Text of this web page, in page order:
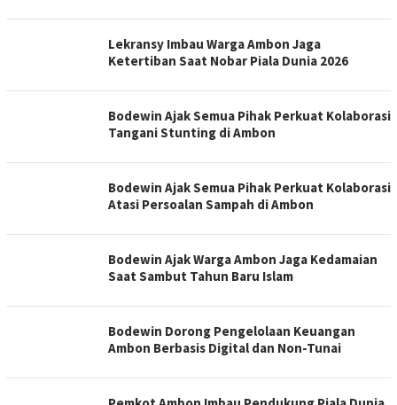
Lekransy Imbau Warga Ambon Jaga
Ketertiban Saat Nobar Piala Dunia 2026
Bodewin Ajak Semua Pihak Perkuat Kolaborasi
Tangani Stunting di Ambon
Bodewin Ajak Semua Pihak Perkuat Kolaborasi
Atasi Persoalan Sampah di Ambon
Bodewin Ajak Warga Ambon Jaga Kedamaian
Saat Sambut Tahun Baru Islam
Bodewin Dorong Pengelolaan Keuangan
Ambon Berbasis Digital dan Non-Tunai